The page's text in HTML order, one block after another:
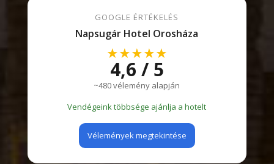
GOOGLE ÉRTÉKELÉS
Napsugár Hotel Orosháza
★★★★★
4,6 / 5
~480 vélemény alapján
Vendégeink többsége ajánlja a hotelt
Vélemények megtekintése